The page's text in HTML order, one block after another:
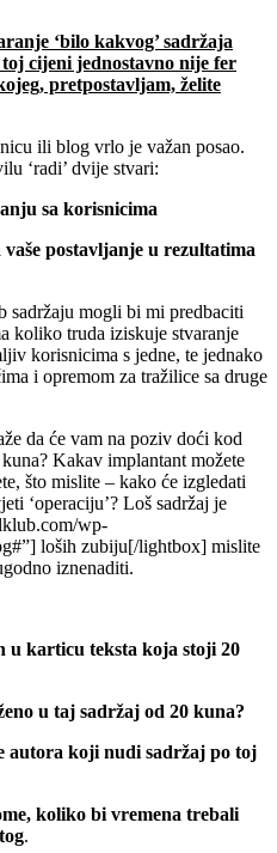
‘bilo kakvog’ sadržaja
cijeni jednostavno nije fer
pretpostavljam, želite
ili blog vrlo je važan posao.
‘radi’ dvije stvari:
sa korisnicima
postavljanje u rezultatima
sadržaju mogli bi mi predbaciti
koliko truda iziskuje stvaranje
korisnicima s jedne, te jednako
i opremom za tražilice sa druge
da će vam na poziv doći kod
Kakav implantant možete
što mislite – kako će izgledati
‘operaciju’? Loš sadržaj je
wp-
loših zubiju[/lightbox] mislite
iznenaditi.
u karticu teksta koja stoji 20
u taj sadržaj od 20 kuna?
autora koji nudi sadržaj po toj
koliko bi vremena trebali
.